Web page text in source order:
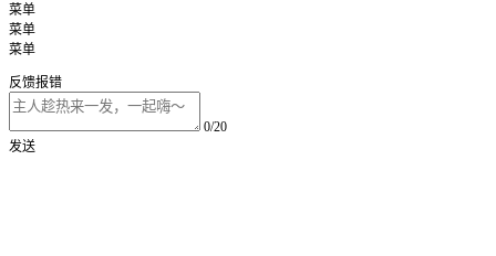
菜单
菜单
菜单
反馈报错
0/20
发送